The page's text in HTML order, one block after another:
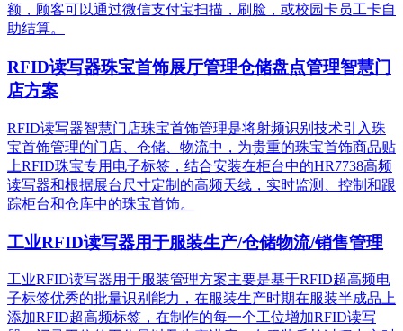
额，顾客可以通过微信支付宝扫描，刷脸，或校园卡员工卡自
助结算。
RFID读写器珠宝首饰展厅管理仓储盘点管理智慧门
店方案
RFID读写器智慧门店珠宝首饰管理是将射频识别技术引入珠
宝首饰管理的门店、仓储、物流中，为贵重的珠宝首饰商品贴
上RFID珠宝专用电子标签，结合安装在柜台中的HR7738高频
读写器和根据展台尺寸定制的高频天线，实时监测、控制和跟
踪柜台和仓库中的珠宝首饰。
工业RFID读写器用于服装生产/仓储物流/销售管理
工业RFID读写器用于服装管理方案主要是基于RFID超高频电
子标签优秀的批量识别能力，在服装生产时期在服装半成品上
添加RFID超高频标签，在制作的每一个工位增加RFID读写